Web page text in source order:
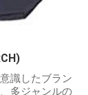
識したブラン
多ジャンルの